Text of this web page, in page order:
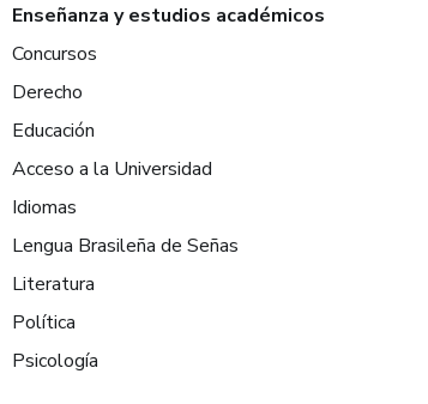
Enseñanza y estudios académicos
Concursos
Derecho
Educación
Acceso a la Universidad
Idiomas
Lengua Brasileña de Señas
Literatura
Política
Psicología